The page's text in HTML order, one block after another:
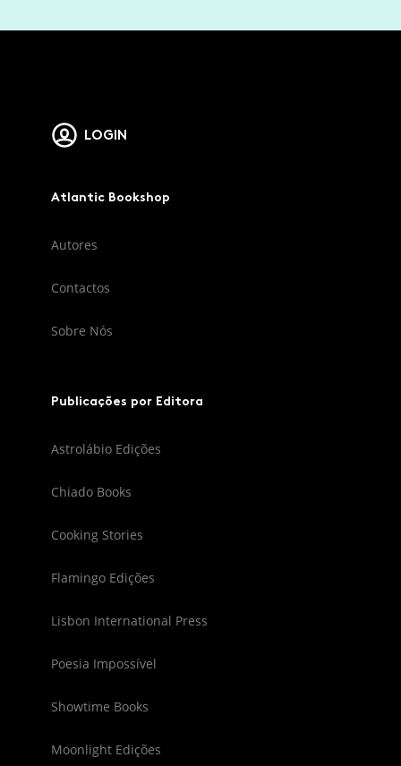
LOGIN
Atlantic Bookshop
Autores
Contactos
Sobre Nós
Publicações por Editora
Astrolábio Edições
Chiado Books
Cooking Stories
Flamingo Edições
Lisbon International Press
Poesia Impossível
Showtime Books
Moonlight Edições